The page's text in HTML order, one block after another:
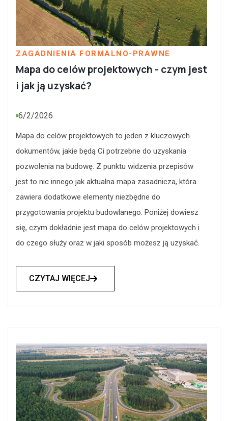
ZAGADNIENIA FORMALNO-PRAWNE
Mapa do celów projektowych - czym jest
i jak ją uzyskać?
6/2/2026
Mapa do celów projektowych to jeden z kluczowych
dokumentów, jakie będą Ci potrzebne do uzyskania
pozwolenia na budowę. Z punktu widzenia przepisów
jest to nic innego jak aktualna mapa zasadnicza, która
zawiera dodatkowe elementy niezbędne do
przygotowania projektu budowlanego. Poniżej dowiesz
się, czym dokładnie jest mapa do celów projektowych i
do czego służy oraz w jaki sposób możesz ją uzyskać.
CZYTAJ WIĘCEJ